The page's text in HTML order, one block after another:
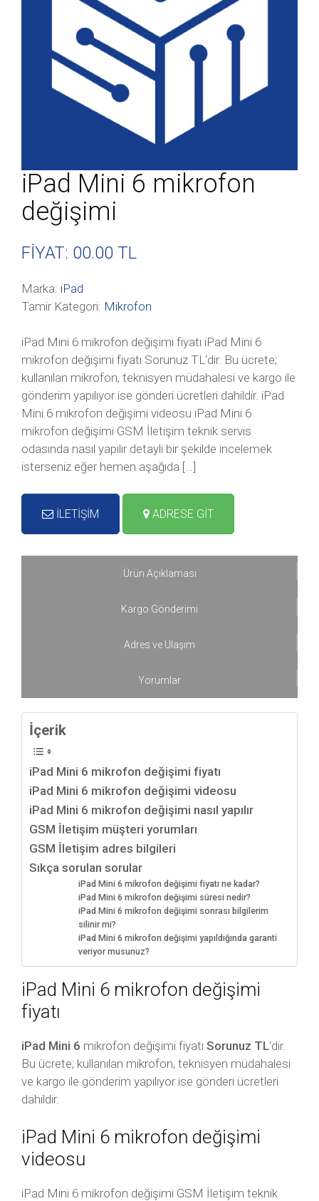
iPad Mini 6 mikrofon
değişimi
FİYAT: 00.00 TL
Marka: iPad
Tamir Kategori: Mikrofon
iPad Mini 6 mikrofon değişimi fiyatı iPad Mini 6
mikrofon değişimi fiyatı Sorunuz TL‘dir. Bu ücrete;
kullanılan mikrofon, teknisyen müdahalesi ve kargo ile
gönderim yapılıyor ise gönderi ücretleri dahildir. iPad
Mini 6 mikrofon değişimi videosu iPad Mini 6
mikrofon değişimi GSM İletişim teknik servis
odasında nasıl yapılır detaylı bir şekilde incelemek
isterseniz eğer hemen aşağıda […]
İLETİŞİM ADRESE GİT
Ürün Açıklaması
Kargo Gönderimi
Adres ve Ulaşım
Yorumlar
İçerik
iPad Mini 6 mikrofon değişimi fiyatı
iPad Mini 6 mikrofon değişimi videosu
iPad Mini 6 mikrofon değişimi nasıl yapılır
GSM İletişim müşteri yorumları
GSM İletişim adres bilgileri
Sıkça sorulan sorular
iPad Mini 6 mikrofon değişimi fiyatı ne kadar?
iPad Mini 6 mikrofon değişimi süresi nedir?
iPad Mini 6 mikrofon değişimi sonrası bilgilerim
silinir mi?
iPad Mini 6 mikrofon değişimi yapıldığında garanti
veriyor musunuz?
iPad Mini 6 mikrofon değişimi
fiyatı
iPad Mini 6 mikrofon değişimi fiyatı Sorunuz TL‘dir.
Bu ücrete; kullanılan mikrofon, teknisyen müdahalesi
ve kargo ile gönderim yapılıyor ise gönderi ücretleri
dahildir.
iPad Mini 6 mikrofon değişimi
videosu
iPad Mini 6 mikrofon değişimi GSM İletişim teknik